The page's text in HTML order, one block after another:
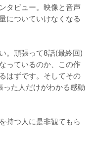
タビュー。映像と音声
についていけなくなる
。頑張って8話(最終回)
っているのか、この作
はずです。そしてその
た人だけがわかる感動
持つ人に是非観てもら